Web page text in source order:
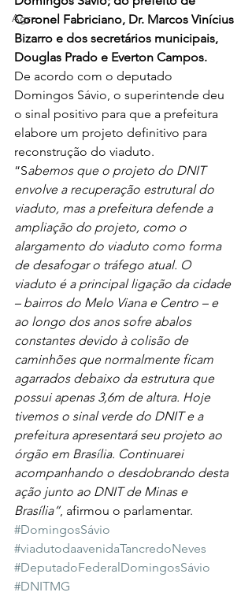
Agro
Coronel Fabriciano, Dr. Marcos Vinícius
Bizarro e dos secretários municipais,
Douglas Prado e Everton Campos.
De acordo com o deputado
Domingos Sávio, o superintende deu
o sinal positivo para que a prefeitura
elabore um projeto definitivo para
reconstrução do viaduto.
“Sabemos que o projeto do DNIT
envolve a recuperação estrutural do
viaduto, mas a prefeitura defende a
ampliação do projeto, como o
alargamento do viaduto como forma
de desafogar o tráfego atual. O
viaduto é a principal ligação da cidade
– bairros do Melo Viana e Centro – e
ao longo dos anos sofre abalos
constantes devido à colisão de
caminhões que normalmente ficam
agarrados debaixo da estrutura que
possui apenas 3,6m de altura. Hoje
tivemos o sinal verde do DNIT e a
prefeitura apresentará seu projeto ao
órgão em Brasília. Continuarei
acompanhando o desdobrando desta
ação junto ao DNIT de Minas e
Brasília”, afirmou o parlamentar.
#DomingosSávio
#viadutodaavenidaTancredoNeves
#DeputadoFederalDomingosSávio
#DNITMG